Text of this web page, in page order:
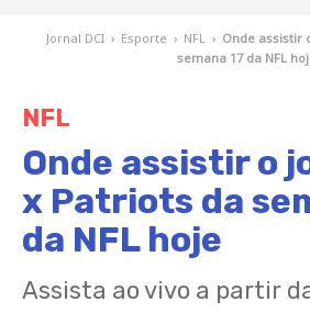
Jornal DCI › Esporte › NFL › Onde assistir
semana 17 da NFL
NFL
Onde assistir o
x Patriots da
da NFL hoje
Assista ao vivo a partir